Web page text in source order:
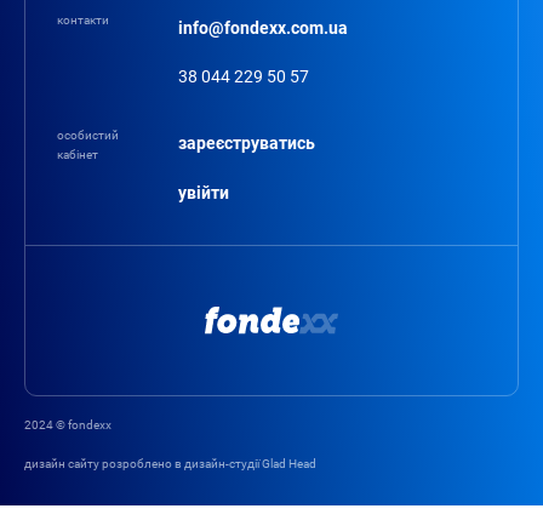
контакти info@fondexx.com.ua
38 044 229 50 57
особистий
кабінет
зареєструватись
увійти
2024 © fondexx
дизайн сайту розроблено в дизайн-студії Glad Head